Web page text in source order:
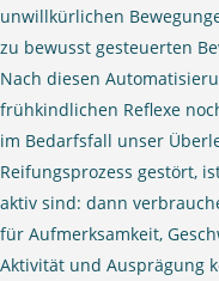
unwillkürlichen
zu bewusst gesteuerten
Nach diesen
frühkindlichen Reflexe
im Bedarfsfall unser
Reifungsprozess gestört,
aktiv sind: dann
für Aufmerksamkeit,
Aktivität und Ausprägung